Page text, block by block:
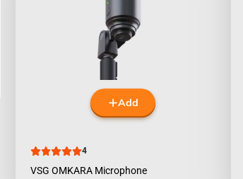
Add
4
VSG OMKARA Microphone